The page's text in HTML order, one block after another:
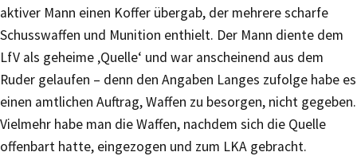
aktiver Mann einen Koffer übergab, der mehrere scharfe
Schusswaffen und Munition enthielt. Der Mann diente dem
LfV als geheime ‚Quelle‘ und war anscheinend aus dem
Ruder gelaufen – denn den Angaben Langes zufolge habe es
einen amtlichen Auftrag, Waffen zu besorgen, nicht gegeben.
Vielmehr habe man die Waffen, nachdem sich die Quelle
offenbart hatte, eingezogen und zum LKA gebracht.